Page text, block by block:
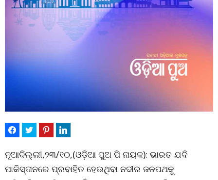
ନୂଆଦିଲ୍ଲୀ,୨୩/୧୦,(ଓଡ଼ିଆ ପୁଅ ପି ନାୟକ): ଭାରତ ଯଦି
ପାକିସ୍ତାନରେ ପ୍ରବାହିତ ହେଉଥିବା ନଦୀର ଜଳପଥକୁ